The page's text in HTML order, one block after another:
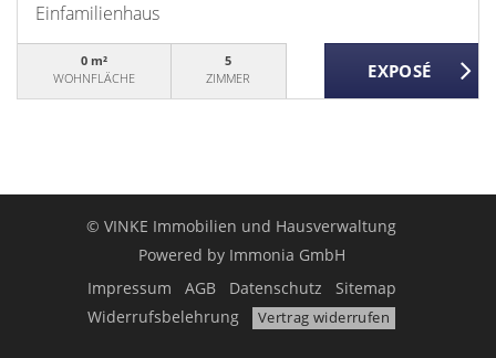
Einfamilienhaus
0 m²
WOHNFLÄCHE
5
ZIMMER
© VINKE Immobilien und Hausverwaltung
Powered by Immonia GmbH
Impressum
AGB Datenschutz
Sitemap
Widerrufsbelehrung
Vertrag widerrufen